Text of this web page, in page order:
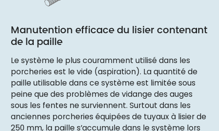
Manutention efficace du lisier contenant
de la paille
Le système le plus couramment utilisé dans les
porcheries est le vide (aspiration). La quantité de
paille utilisable dans ce système est limitée sous
peine que des problèmes de vidange des auges
sous les fentes ne surviennent. Surtout dans les
anciennes porcheries équipées de tuyaux à lisier de
250 mm, la paille s’accumule dans le système lors